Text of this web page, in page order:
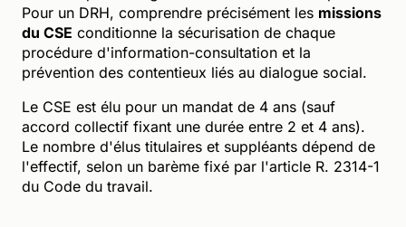
Pour un DRH, comprendre précisément les missions
du CSE conditionne la sécurisation de chaque
procédure d'information-consultation et la
prévention des contentieux liés au dialogue social.
Le CSE est élu pour un mandat de 4 ans (sauf
accord collectif fixant une durée entre 2 et 4 ans).
Le nombre d'élus titulaires et suppléants dépend de
l'effectif, selon un barème fixé par l'article R. 2314-1
du Code du travail.